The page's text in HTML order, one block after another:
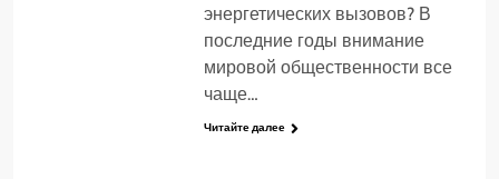
энергетических вызовов? В
последние годы внимание
мировой общественности все
чаще…
Читайте далее